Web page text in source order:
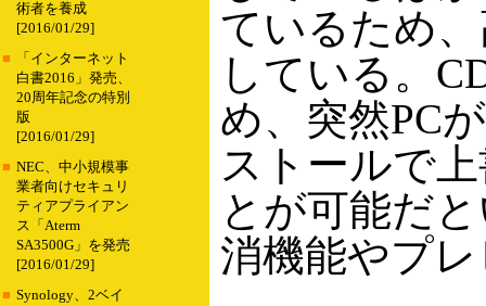
術者を養成
[2016/01/29]
■
「インターネット
白書2016」発売、
20周年記念の特別
版
[2016/01/29]
■ NEC、中小規模事
業者向けセキュリ
ティアプライアン
ス「Aterm
SA3500G」を発売
[2016/01/29]
■ Synology、2ベイ
ているため
している。
め、突然PC
ストールで
とが可能だ
消機能やプ